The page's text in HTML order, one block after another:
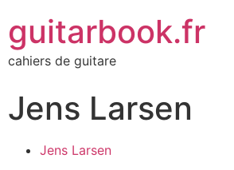
guitarbook.fr
cahiers de guitare
Jens Larsen
Jens Larsen